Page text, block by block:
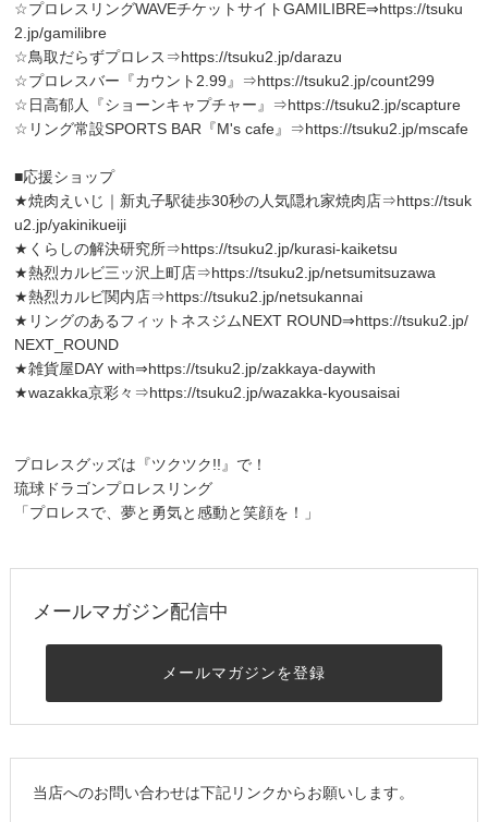
☆プロレスリングWAVEチケットサイトGAMILIBRE⇒https://tsuku
2.jp/gamilibre
☆鳥取だらずプロレス⇒https://tsuku2.jp/darazu
☆プロレスバー『カウント2.99』⇒https://tsuku2.jp/count299
☆日高郁人『ショーンキャプチャー』⇒https://tsuku2.jp/scapture
☆リング常設SPORTS BAR『M's cafe』⇒https://tsuku2.jp/mscafe
■応援ショップ
★焼肉えいじ｜新丸子駅徒歩30秒の人気隠れ家焼肉店⇒https://tsuk
u2.jp/yakinikueiji
★くらしの解決研究所⇒https://tsuku2.jp/kurasi-kaiketsu
★熱烈カルビ三ッ沢上町店⇒https://tsuku2.jp/netsumitsuzawa
★熱烈カルビ関内店⇒https://tsuku2.jp/netsukannai
★リングのあるフィットネスジムNEXT ROUND⇒https://tsuku2.jp/
NEXT_ROUND
★雑貨屋DAY with⇒https://tsuku2.jp/zakkaya-daywith
★wazakka京彩々⇒https://tsuku2.jp/wazakka-kyousaisai
プロレスグッズは『ツクツク!!』で！
琉球ドラゴンプロレスリング
「プロレスで、夢と勇気と感動と笑顔を！」
メールマガジン配信中
メールマガジンを登録
当店へのお問い合わせは下記リンクからお願いします。